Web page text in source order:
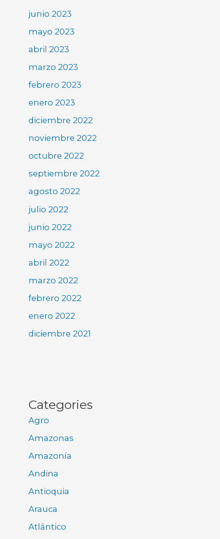
junio 2023
mayo 2023
abril 2023
marzo 2023
febrero 2023
enero 2023
diciembre 2022
noviembre 2022
octubre 2022
septiembre 2022
agosto 2022
julio 2022
junio 2022
mayo 2022
abril 2022
marzo 2022
febrero 2022
enero 2022
diciembre 2021
Categories
Agro
Amazonas
Amazonía
Andina
Antioquia
Arauca
Atlántico